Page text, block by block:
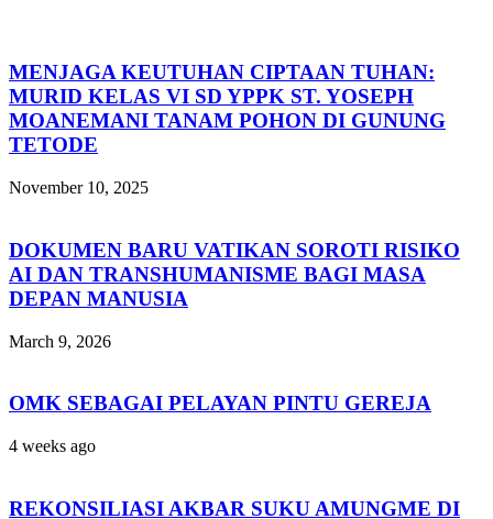
MENJAGA KEUTUHAN CIPTAAN TUHAN:
MURID KELAS VI SD YPPK ST. YOSEPH
MOANEMANI TANAM POHON DI GUNUNG
TETODE
November 10, 2025
DOKUMEN BARU VATIKAN SOROTI RISIKO
AI DAN TRANSHUMANISME BAGI MASA
DEPAN MANUSIA
March 9, 2026
OMK SEBAGAI PELAYAN PINTU GEREJA
4 weeks ago
REKONSILIASI AKBAR SUKU AMUNGME DI